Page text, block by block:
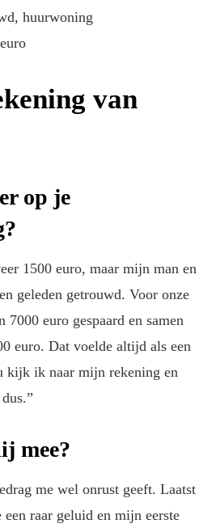
huurwoning
van
op je
1500 euro, maar mijn man en
geleden getrouwd. Voor onze
euro gespaard en samen
euro. Dat voelde altijd als een
kijk ik naar mijn rekening en
mee?
me wel onrust geeft. Laatst
een raar geluid en mijn eerste